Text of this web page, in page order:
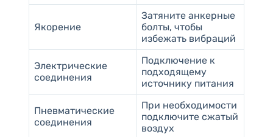
Якорение
Затяните анкерные
болты, чтобы
избежать вибраций
Электрические
соединения
Подключение к
подходящему
источнику питания
Пневматические
соединения
При необходимости
подключите сжатый
воздух